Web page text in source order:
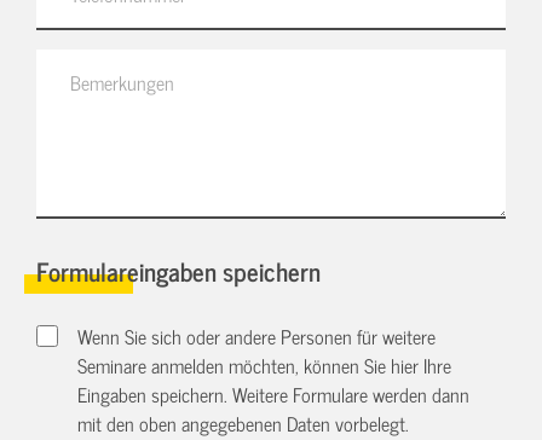
Formulareingaben speichern
Wenn Sie sich oder andere Personen für weitere
Seminare anmelden möchten, können Sie hier Ihre
Eingaben speichern. Weitere Formulare werden dann
mit den oben angegebenen Daten vorbelegt.